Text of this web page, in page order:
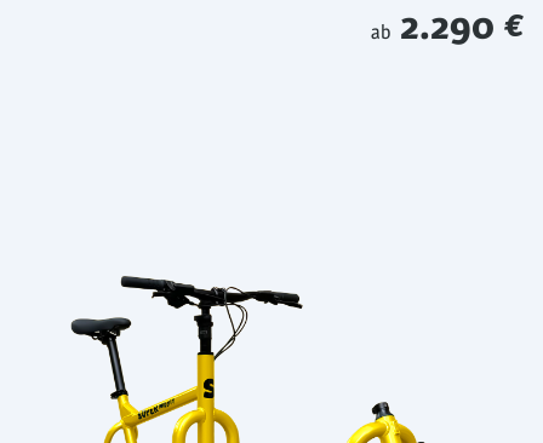
ab 2.290 €